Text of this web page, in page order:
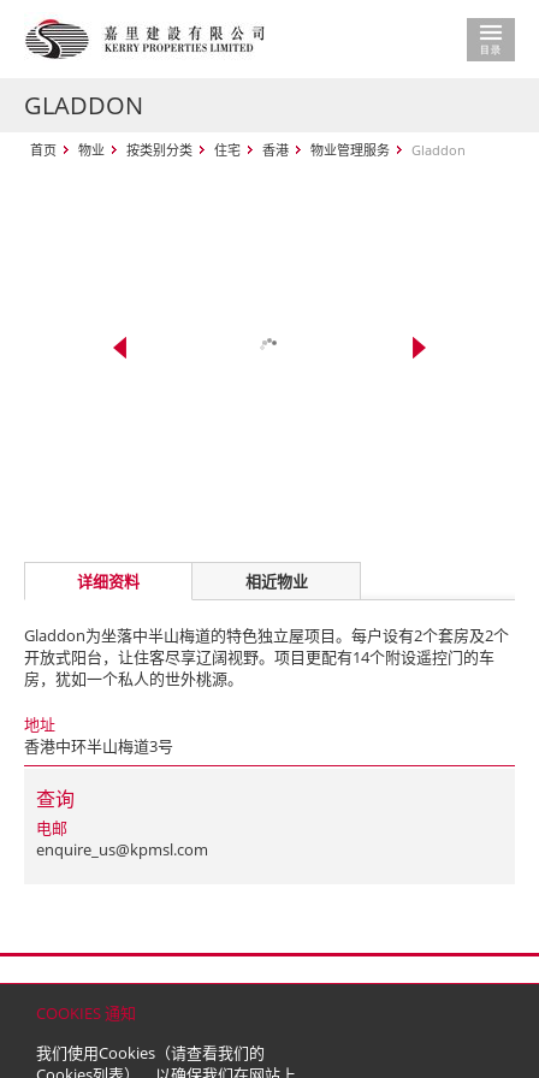
COOKIES 通知
我们使用Cookies（请查看我们的
GLADDON
首页 物业 按类别分类 住宅 香港 物业管理服务 Gladdon
详细资料 相近物业
Gladdon为坐落中半山梅道的特色独立屋项目。每户设有2个套房及2个
开放式阳台，让住客尽享辽阔视野。项目更配有14个附设遥控门的车
房，犹如一个私人的世外桃源。
地址
香港中环半山梅道3号
查询
电邮
enquire_us@kpmsl.com
© 2026 嘉里建设有限公司 (于百慕达注册成立之有限公司)